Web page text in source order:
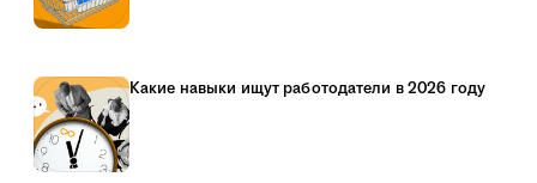
Какие навыки ищут работодатели в 2026 году